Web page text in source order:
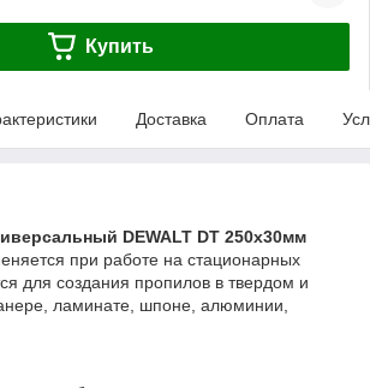
Купить
Доставка Оплата
DEWALT DT 250х30мм
при работе на стационарных
для создания пропилов в твердом и
ламинате, шпоне, алюминии,